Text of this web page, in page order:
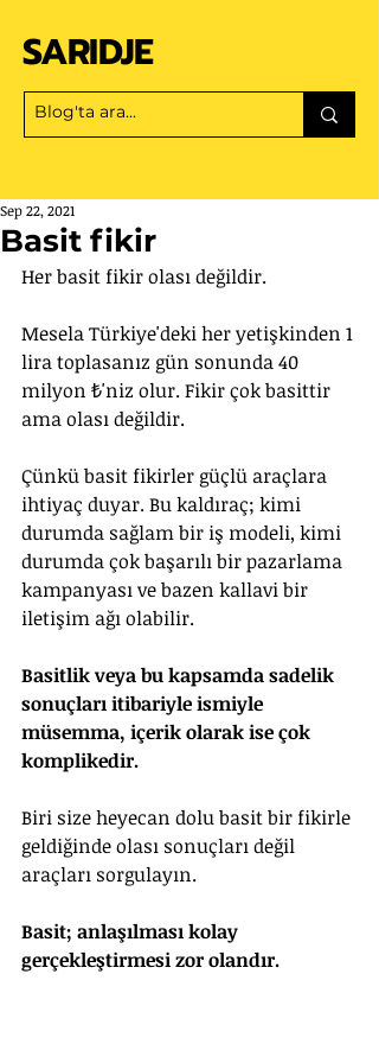
SARIDJE
Basit fikir
Sep 22, 2021
Her basit fikir olası değildir.
Mesela Türkiye'deki her yetişkinden 1
lira toplasanız gün sonunda 40
milyon ₺'niz olur. Fikir çok basittir
ama olası değildir.
Çünkü basit fikirler güçlü araçlara
ihtiyaç duyar. Bu kaldıraç; kimi
durumda sağlam bir iş modeli, kimi
durumda çok başarılı bir pazarlama
kampanyası ve bazen kallavi bir
iletişim ağı olabilir.
Basitlik veya bu kapsamda sadelik
sonuçları itibariyle ismiyle
müsemma, içerik olarak ise çok
komplikedir.
Biri size heyecan dolu basit bir fikirle
geldiğinde olası sonuçları değil
araçları sorgulayın.
Basit; anlaşılması kolay
gerçekleştirmesi zor olandır.